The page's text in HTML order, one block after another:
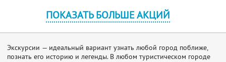
ПОКАЗАТЬ БОЛЬШЕ АКЦИЙ
Экскурсии — идеальный вариант узнать любой город поближе,
познать его историю и легенды. В любом туристическом городе